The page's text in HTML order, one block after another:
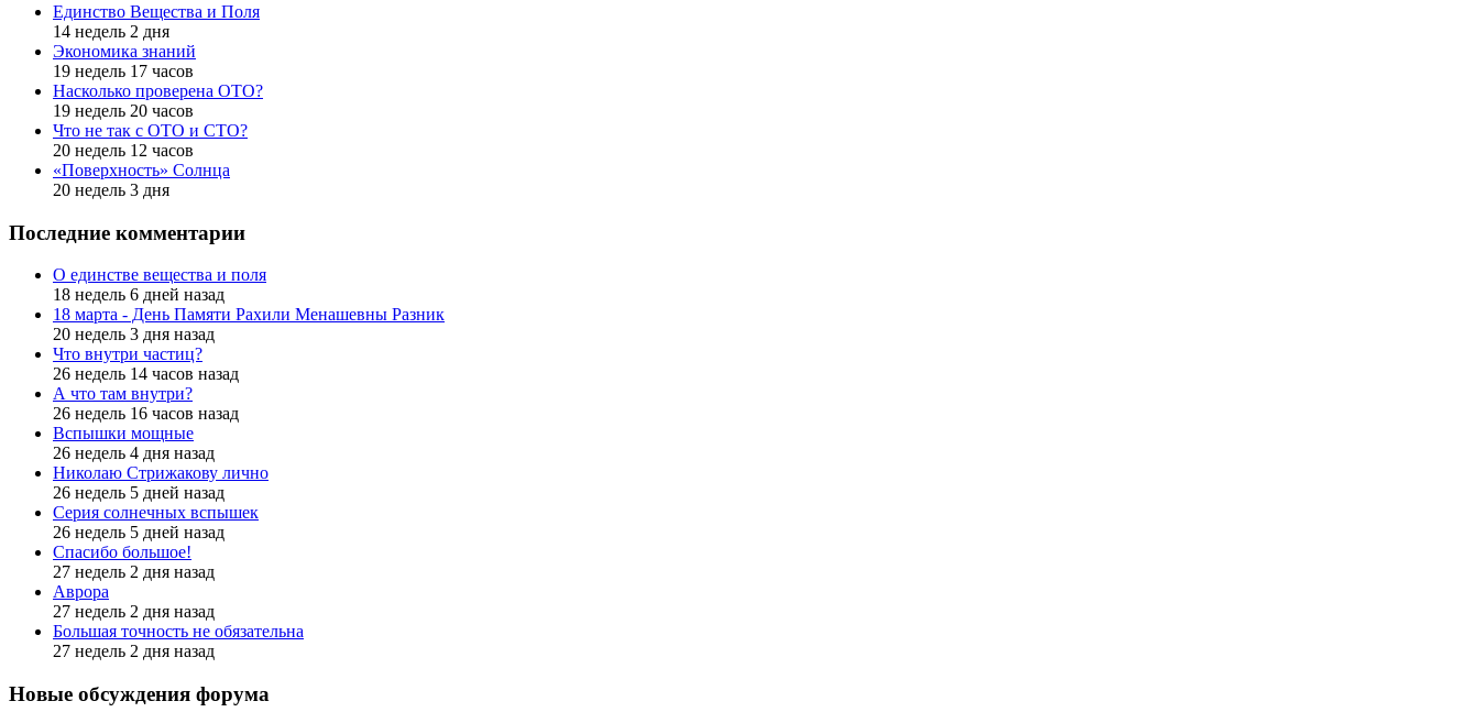
Единство Вещества и Поля
14 недель 2 дня
Экономика знаний
19 недель 17 часов
Насколько проверена ОТО?
19 недель 20 часов
Что не так с ОТО и СТО?
20 недель 12 часов
«Поверхность» Солнца
20 недель 3 дня
Последние комментарии
О единстве вещества и поля
18 недель 6 дней назад
18 марта - День Памяти Рахили Менашевны Разник
20 недель 3 дня назад
Что внутри частиц?
26 недель 14 часов назад
А что там внутри?
26 недель 16 часов назад
Вспышки мощные
26 недель 4 дня назад
Николаю Стрижакову лично
26 недель 5 дней назад
Серия солнечных вспышек
26 недель 5 дней назад
Спасибо большое!
27 недель 2 дня назад
Аврора
27 недель 2 дня назад
Большая точность не обязательна
27 недель 2 дня назад
Новые обсуждения форума